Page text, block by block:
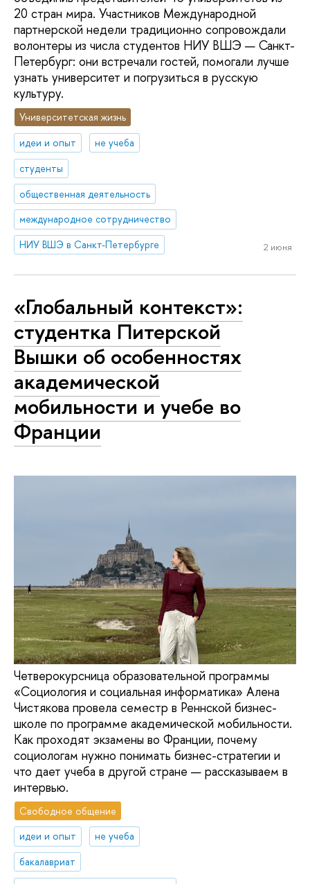
20 стран мира. Участников Международной
партнерской недели традиционно сопровождали
волонтеры из числа студентов НИУ ВШЭ — Санкт-
Петербург: они встречали гостей, помогали лучше
узнать университет и погрузиться в русскую
культуру.
Университетская жизнь
идеи и опыт
не учеба
студенты
общественная деятельность
международное сотрудничество
НИУ ВШЭ в Санкт-Петербурге
2 июня
«Глобальный контекст»:
студентка Питерской
Вышки об особенностях
академической
мобильности и учебе во
Франции
Четверокурсница образовательной программы
«Социология и социальная информатика» Алена
Чистякова провела семестр в Реннской бизнес-
школе по программе академической мобильности.
Как проходят экзамены во Франции, почему
социологам нужно понимать бизнес-стратегии и
что дает учеба в другой стране — рассказываем в
интервью.
Свободное общение
идеи и опыт
не учеба
бакалавриат